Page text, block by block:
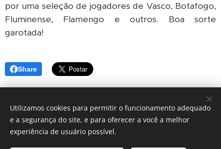
por uma seleção de jogadores de Vasco, Botafogo,
Fluminense, Flamengo e outros. Boa sorte
garotada!
Share
© 2024 Todos os direitos reservados
Utilizamos cookies para permitir o funcionamento adequado
e a segurança do site, e para oferecer a você a melhor
experiência de usuário possível.